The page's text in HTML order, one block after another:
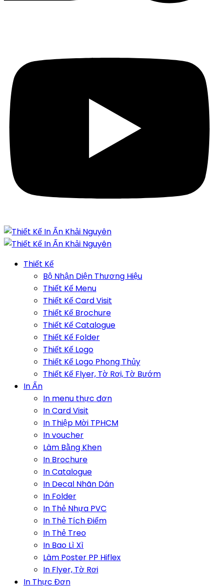
Thiết Kế
Bộ Nhận Diện Thương Hiệu
Thiết Kế Menu
Thiết Kế Card Visit
Thiết Kế Brochure
Thiết Kế Catalogue
Thiết Kế Folder
Thiết Kế Logo
Thiết Kế Logo Phong Thủy
Thiết Kế Flyer, Tờ Rơi, Tờ Bướm
In Ấn
In menu thực đơn
In Card Visit
In Thiệp Mời TPHCM
In voucher
Làm Bằng Khen
In Brochure
In Catalogue
In Decal Nhãn Dán
In Folder
In Thẻ Nhựa PVC
In Thẻ Tích Điểm
In Thẻ Treo
In Bao Lì Xì
Làm Poster PP Hiflex
In Flyer, Tờ Rơi
In Thực Đơn